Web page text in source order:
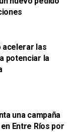
acelerar las
potenciar la
una campaña
Entre Ríos por